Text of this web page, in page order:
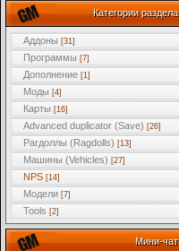
Категории раздела
Аддоны [31]
Программы [7]
Дополнение [1]
Моды [4]
Карты [16]
Advanced duplicator (Save) [26]
Рагдоллы (Ragdolls) [13]
Машины (Vehicles) [27]
NPS [14]
Модели [7]
Tools [2]
Мини-чат